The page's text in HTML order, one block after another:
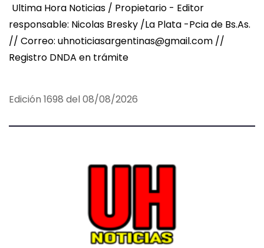
i
n
a
c
Ultima Hora Noticias / Propietario - Editor
responsable: Nicolas Bresky /La Plata -Pcia de Bs.As.
// Correo: uhnoticiasargentinas@gmail.com //
Registro DNDA en trámite
Edición 1698 del 08/08/2026